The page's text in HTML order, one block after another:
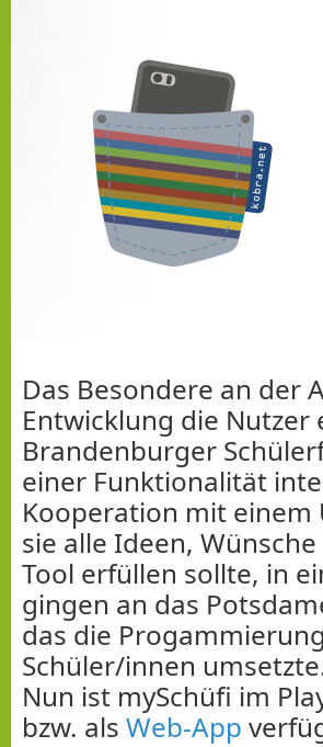
Das Besondere an der
Entwicklung die Nutzer
Brandenburger
einer Funktionalität
Kooperation mit
sie alle Ideen,
Tool erfüllen sollte, in
gingen an das
das die
Schüler/innen
Nun ist mySchüfi im
bzw. als Web-App